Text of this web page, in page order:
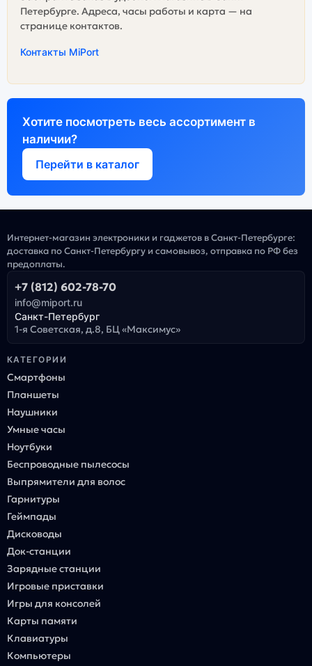
Петербурге. Адреса, часы работы и карта — на
странице контактов.
Контакты MiPort
Хотите посмотреть весь ассортимент в
наличии?
Перейти в каталог
Интернет-магазин электроники и гаджетов в Санкт-Петербурге:
доставка по Санкт-Петербургу и самовывоз, отправка по РФ без
предоплаты.
+7 (812) 602-78-70
info@miport.ru
Санкт-Петербург
1-я Советская, д.8, БЦ «Максимус»
КАТЕГОРИИ
Смартфоны
Планшеты
Наушники
Умные часы
Ноутбуки
Беспроводные пылесосы
Выпрямители для волос
Гарнитуры
Геймпады
Дисководы
Док-станции
Зарядные станции
Игровые приставки
Игры для консолей
Карты памяти
Клавиатуры
Компьютеры